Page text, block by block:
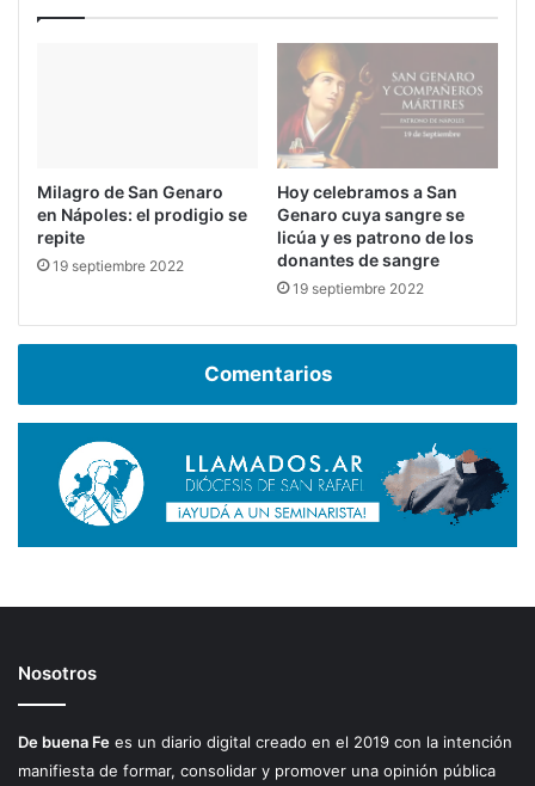
Milagro de San Genaro
en Nápoles: el prodigio se
repite
19 septiembre 2022
Hoy celebramos a San
Genaro cuya sangre se
licúa y es patrono de los
donantes de sangre
19 septiembre 2022
Comentarios
Nosotros
De buena Fe es un diario digital creado en el 2019 con la intención
manifiesta de formar, consolidar y promover una opinión pública